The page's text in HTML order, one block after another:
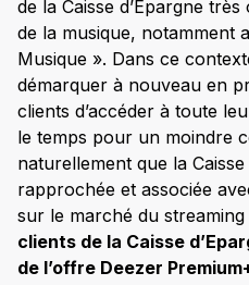
de la Caisse d’Epargne
de la musique, notamment
Musique ». Dans ce
démarquer à nouveau en
clients d’accéder à toute
le temps pour un moindre
naturellement que la Caisse
rapprochée et associée
sur le marché du streaming
clients de la Caisse
de l’offre Deezer